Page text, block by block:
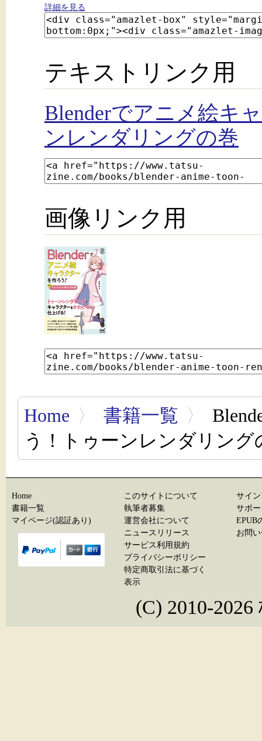
詳細を見る
テキストリンク用
Blenderでアニメ絵キ
ンレンダリングの巻
画像リンク用
Home 〉 書籍一覧 〉
う！トゥーンレンダリング
Home
書籍一覧
マイページ(認証あり)
このサイトについて
執筆者募集
運営会社について
ニュースリリース
サービス利用規約
プライバシーポリシー
特定商取引法に基づく
表示
サイ
サポ
EPUB
お問
(C) 2010-